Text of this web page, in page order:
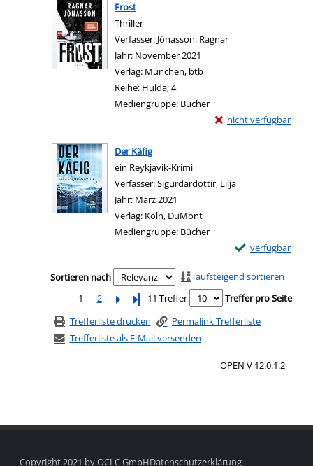
Frost
Thriller
Verfasser: Jónasson, Ragnar
Jahr: November 2021
Verlag: München, btb
Reihe: Hulda; 4
Mediengruppe: Bücher
nicht verfügbar
Exemplar-Details von
Zum Download von
Der Käfig
ein Reykjavik-Krimi
Verfasser:Sigurdardottir, Lilja
Jahr: März 2021
Verlag: Köln, DuMont
Mediengruppe: Bücher
verfügbar
Exemplar-Details
Zum Download
Zu den Suchfiltern springen
Sortieren nach
aufsteigend sortieren
1
2 Letzte Seite
11 Treffer
Treffer pro Seite
Trefferliste drucken
Permalink Trefferliste
Trefferliste als E-Mail versenden
OPEN V 12.0.1.2
Copyright 2021 by OCLC GmbHDatenschutzerklärung